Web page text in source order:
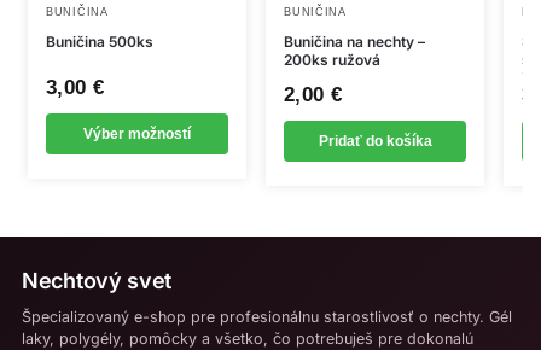
BUNIČINA
Buničina 500ks
3,00 €
Výber možností
Tento
produkt
viacero
variantov.
Možnosti
na
stránke
produktu.
BUNIČINA
Buničina na nechty –
200ks ružová
2,00 €
Pridať do košíka
ks
Nechtový svet
Špecializovaný e-shop pre profesionálnu starostlivosť o nechty. Gél
laky, polygély, pomôcky a všetko, čo potrebuješ pre dokonalú